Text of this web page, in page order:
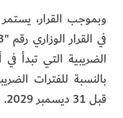
وبموجب القرار،
بالنسبة للفترات
قبل 31 ديسمبر 2029.